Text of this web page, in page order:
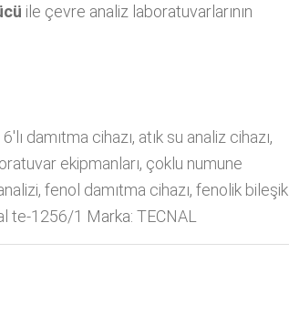
ile çevre analiz laboratuvarlarının
6'lı damıtma cihazı, atık su analiz cihazı,
ekipmanları, çoklu numune
, fenol damıtma cihazı, fenolik bileşik
te-1256/1 Marka: TECNAL